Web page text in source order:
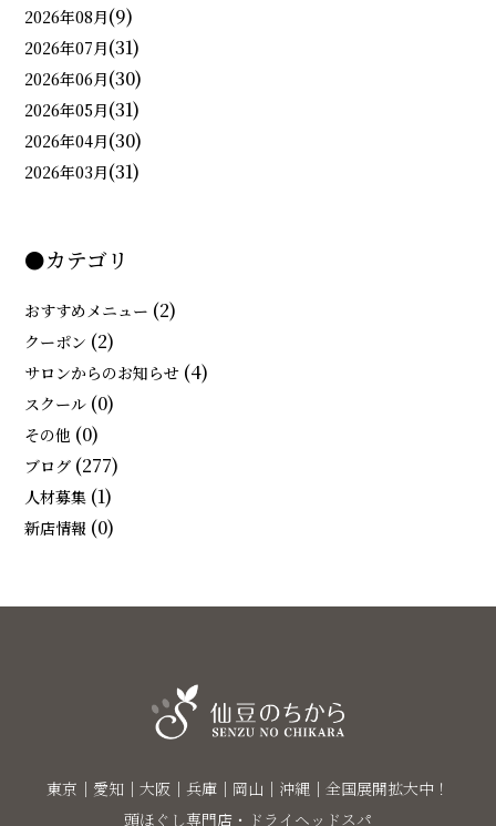
2026年08月(9)
2026年07月(31)
2026年06月(30)
2026年05月(31)
2026年04月(30)
2026年03月(31)
●カテゴリ
おすすめメニュー (2)
クーポン (2)
サロンからのお知らせ (4)
スクール (0)
その他 (0)
ブログ (277)
人材募集 (1)
新店情報 (0)
東京｜愛知｜大阪｜兵庫｜岡山｜沖縄｜全国展開拡大中！
頭ほぐし専門店・ドライヘッドスパ